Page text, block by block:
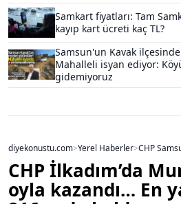
Samkart fiyatları: Tam
kayıp kart ücreti kaç TL?
Samsun'un Kavak
Mahalleli isyan ediyor:
gidemiyoruz
diyekonustu.com>Yerel Haberler>CHP
CHP İlkadım’da
oyla kazandı… En